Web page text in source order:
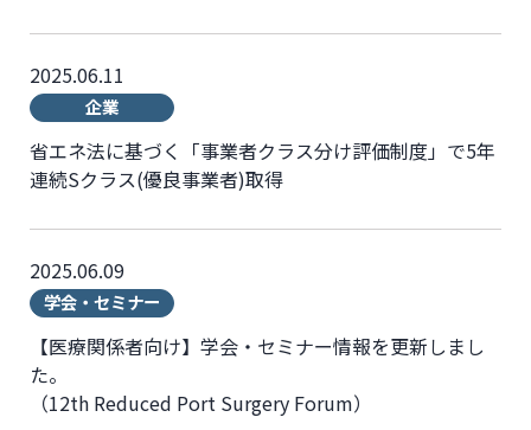
2025.06.11
企業
省エネ法に基づく「事業者クラス分け評価制度」で5年
連続Sクラス(優良事業者)取得
2025.06.09
学会・セミナー
【医療関係者向け】学会・セミナー情報を更新しまし
た。
（12th Reduced Port Surgery Forum）